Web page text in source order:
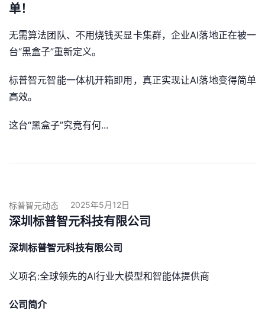
单！
无需算法团队、不用烧钱买显卡集群，企业AI落地正在被一
台“黑盒子”重新定义。
标普智元智能一体机开箱即用，真正实现让AI落地变得简单
高效。
这台“黑盒子”究竟有何...
标普智元动态 2025年5月12日
深圳标普智元科技有限公司
深圳标普智元科技有限公司
义项名:全球领先的AI行业大模型和智能体提供商
公司简介